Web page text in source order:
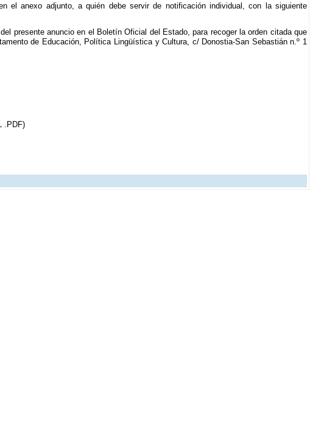
el anexo adjunto, a quién debe servir de notificación individual, con la siguiente
presente anuncio en el Boletín Oficial del Estado, para recoger la orden citada que
de Educación, Política Lingüística y Cultura, c/ Donostia-San Sebastián n.º 1
.PDF)